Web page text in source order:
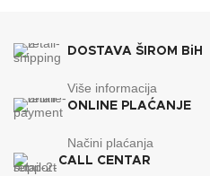
KAPACITET SPREMNIKA
DOSTAVA ŠIROM BiH
Više informacija
ONLINE PLAĆANJE
Načini plaćanja
CALL CENTAR